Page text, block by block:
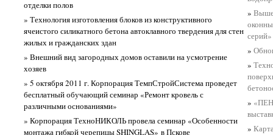
отделки полов
» Технология изготовления блоков из конструктивного
ячеистого силикатного бетона автоклавного твердения для стен
жилых и гражданских здан
» Внешний вид загородных домов оставили на усмотрение
хозяев
» 5 октября 2011 г. Корпорация ТемпСтройСистема проведет
бесплатный обучающий семинар «Ремонт кровель с
различными основаниями»
» Корпорация ТехноНИКОЛЬ провела семинар «Особенности
монтажа гибкой черепицы SHINGLAS» в Пскове
»
серий»
»
»
»
»